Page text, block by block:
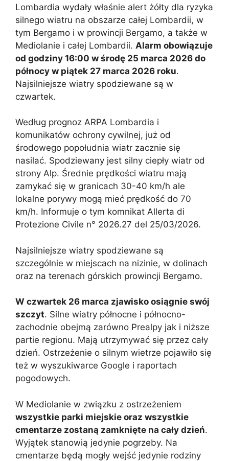
Lombardia wydały właśnie alert żółty dla ryzyka
silnego wiatru na obszarze całej Lombardii, w
tym Bergamo i w prowincji Bergamo, a także w
Mediolanie i całej Lombardii. Alarm obowiązuje
od godziny 16:00 w środę 25 marca 2026 do
północy w piątek 27 marca 2026 roku.
Najsilniejsze wiatry spodziewane są w
czwartek.
Według prognoz ARPA Lombardia i
komunikatów ochrony cywilnej, już od
środowego popołudnia wiatr zacznie się
nasilać. Spodziewany jest silny ciepły wiatr od
strony Alp. Średnie prędkości wiatru mają
zamykać się w granicach 30-40 km/h ale
lokalne porywy mogą mieć prędkość do 70
km/h. Informuje o tym komnikat Allerta di
Protezione Civile n° 2026.27 del 25/03/2026.
Najsilniejsze wiatry spodziewane są
szczególnie w miejscach na nizinie, w dolinach
oraz na terenach górskich prowincji Bergamo.
W czwartek 26 marca zjawisko osiągnie swój
szczyt. Silne wiatry północne i północno-
zachodnie obejmą zarówno Prealpy jak i niższe
partie regionu. Mają utrzymywać się przez cały
dzień. Ostrzeżenie o silnym wietrze pojawiło się
też w wyszukiwarce Google i raportach
pogodowych.
W Mediolanie w związku z ostrzeżeniem
wszystkie parki miejskie oraz wszystkie
cmentarze zostaną zamknięte na cały dzień.
Wyjątek stanowią jedynie pogrzeby. Na
cmentarze będą mogły wejść jedynie rodziny